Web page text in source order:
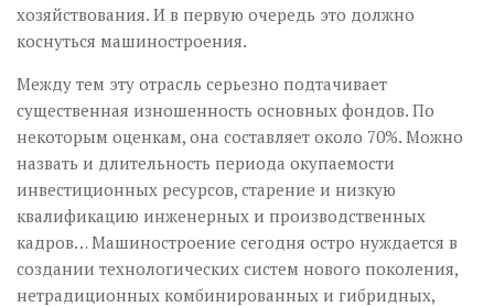
хозяйствования. И в первую очередь это должно
коснуться машиностроения.
Между тем эту отрасль серьезно подтачивает
существенная изношенность основных фондов. По
некоторым оценкам, она составляет около 70%. Можно
назвать и длительность периода окупаемости
инвестиционных ресурсов, старение и низкую
квалификацию инженерных и производственных
кадров… Машиностроение сегодня остро нуждается в
создании технологических систем нового поколения,
нетрадиционных комбинированных и гибридных,